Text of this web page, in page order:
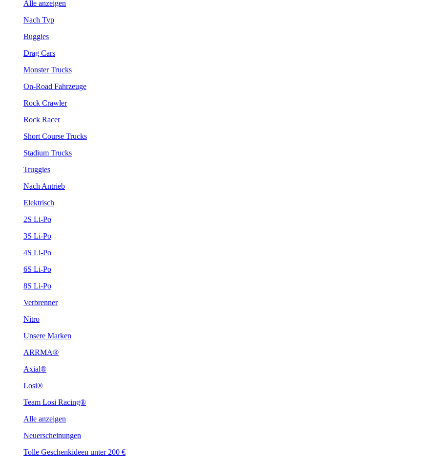
Alle anzeigen
Nach Typ
Buggies
Drag Cars
Monster Trucks
On-Road Fahrzeuge
Rock Crawler
Rock Racer
Short Course Trucks
Stadium Trucks
Truggies
Nach Antrieb
Elektrisch
2S Li-Po
3S Li-Po
4S Li-Po
6S Li-Po
8S Li-Po
Verbrenner
Nitro
Unsere Marken
ARRMA®
Axial®
Losi®
Team Losi Racing®
Alle anzeigen
Neuerscheinungen
Tolle Geschenkideen unter 200 €